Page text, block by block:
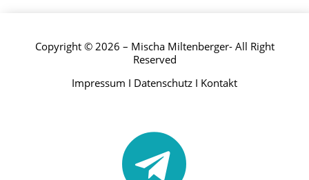
Copyright © 2026 – Mischa Miltenberger- All Right
Reserved
Impressum I Datenschutz I Kontakt
